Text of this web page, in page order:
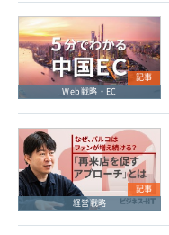
記事
Web戦略・EC
記事
経営戦略